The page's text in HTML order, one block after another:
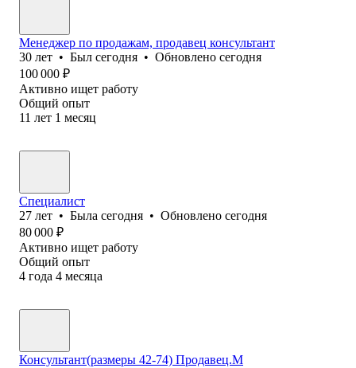
Менеджер по продажам, продавец консультант
30 лет • Был сегодня • Обновлено сегодня
100 000 ₽
Активно ищет работу
Общий опыт
11 лет 1 месяц
Специалист
27 лет • Была сегодня • Обновлено сегодня
80 000 ₽
Активно ищет работу
Общий опыт
4 года 4 месяца
Консультант(размеры 42-74) Продавец.М